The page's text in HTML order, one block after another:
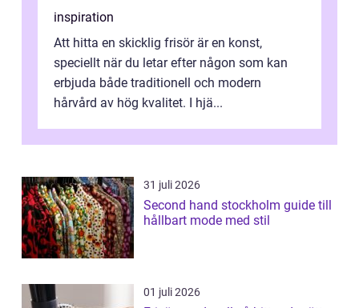
inspiration
Att hitta en skicklig frisör är en konst,
speciellt när du letar efter någon som kan
erbjuda både traditionell och modern
hårvård av hög kvalitet. I hjä...
31 juli 2026
Second hand stockholm guide till
hållbart mode med stil
01 juli 2026